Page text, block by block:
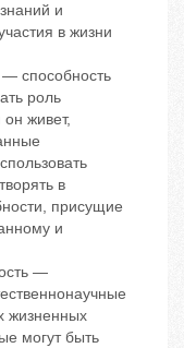
и
в жизни
способность
роль
живет,
в
присущие
и
—
жизненных
могут быть